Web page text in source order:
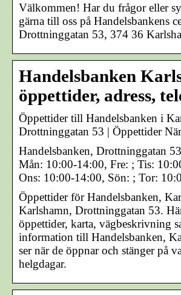
Välkommen! Har du frågor eller
gärna till oss på Handelsbankens
Drottninggatan 53, 374 36
Handelsbanken
öppettider, adress,
Öppettider till Handelsbanken i
Drottninggatan 53 | Öppettider
Handelsbanken, Drottninggatan
Mån: 10:00-14:00, Fre: ; Tis:
Ons: 10:00-14:00, Sön: ; Tor:
Öppettider för Handelsbanken,
Karlshamn, Drottninggatan 53.
öppettider, karta, vägbeskrivning
information till Handelsbanken,
ser när de öppnar och stänger på
helgdagar.